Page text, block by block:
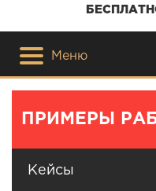
Меню
ПРИМЕРЫ
Кейсы